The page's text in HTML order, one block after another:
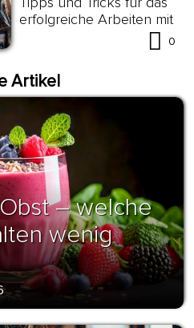
erfolgreiche Arbeiten mit
0
Artikel
– welche
wenig